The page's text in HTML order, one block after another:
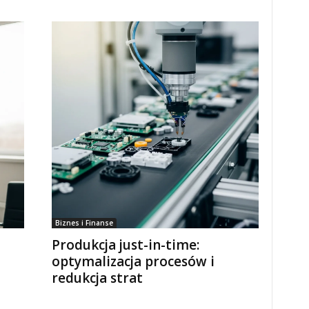
Biznes i Finanse
Produkcja just-in-time:
optymalizacja procesów i
redukcja strat